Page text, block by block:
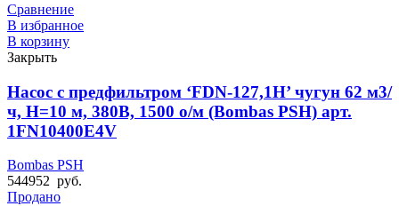
Сравнение
В избранное
В корзину
Закрыть
Насос с предфильтром ‘FDN-127,1H’ чугун 62 м3/
ч, Н=10 м, 380В, 1500 о/м (Bombas PSH) арт.
1FN10400E4V
Bombas PSH
544952 руб.
Продано